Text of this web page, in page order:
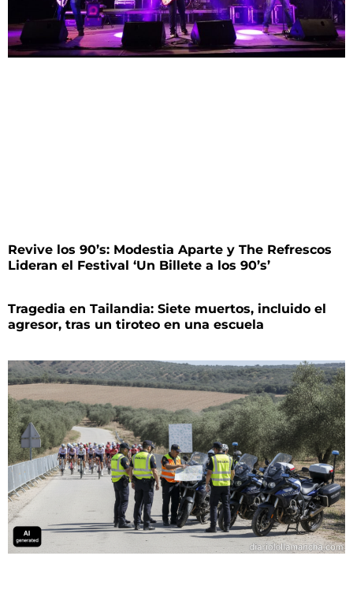
Revive los 90’s: Modestia Aparte y The Refrescos
Lideran el Festival ‘Un Billete a los 90’s’
Tragedia en Tailandia: Siete muertos, incluido el
agresor, tras un tiroteo en una escuela